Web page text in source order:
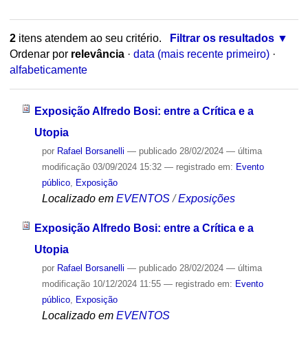
2itens atendem ao seu critério.
Filtrar os resultados
Ordenar por relevância · data (mais recente primeiro) ·
alfabeticamente
Exposição Alfredo Bosi: entre a Crítica e a
Utopia
por Rafael Borsanelli — publicado28/02/2024 — última
modificação03/09/2024 15:32 — registrado em: Evento
público, Exposição
Localizado em EVENTOS /Exposições
Exposição Alfredo Bosi: entre a Crítica e a
Utopia
por Rafael Borsanelli — publicado28/02/2024 — última
modificação10/12/2024 11:55 — registrado em: Evento
público, Exposição
Localizado em EVENTOS